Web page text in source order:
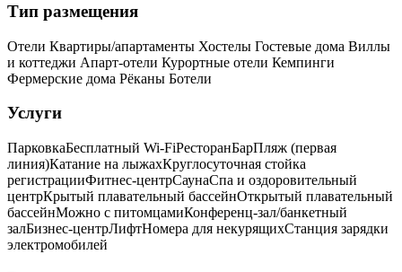
Тип размещения
Отели Квартиры/апартаменты Хостелы Гостевые дома Виллы
и коттеджи Апарт-отели Курортные отели Кемпинги
Фермерские дома Рёканы Ботели
Услуги
ПарковкаБесплатный Wi-FiРесторанБарПляж (первая
линия)Катание на лыжахКруглосуточная стойка
регистрацииФитнес-центрСаунаСпа и оздоровительный
центрКрытый плавательный бассейнОткрытый плавательный
бассейнМожно с питомцамиКонференц-зал/банкетный
залБизнес-центрЛифтНомера для некурящихCтанция зарядки
электромобилей